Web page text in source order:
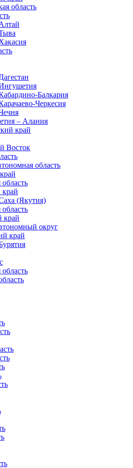
область
Балкария
Черкесия
– Алания
край
Восток
область
(Якутия)
край
округ
край